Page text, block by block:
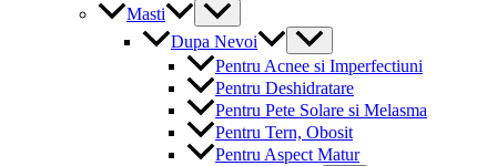
Masti
Menu
Toggle
Dupa Nevoi
Menu
Toggle
Pentru Acnee si Imperfectiuni
Pentru Deshidratare
Pentru Pete Solare si Melasma
Pentru Tern, Obosit
Pentru Aspect Matur